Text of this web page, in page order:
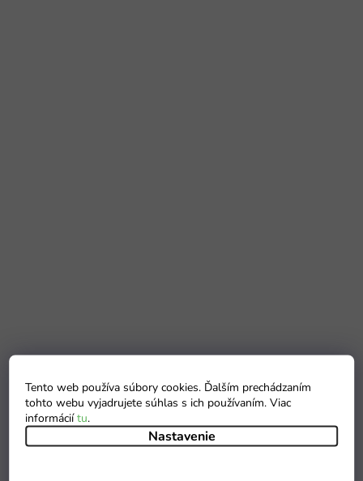
Tento web používa súbory cookies. Ďalším prechádzaním
tohto webu vyjadrujete súhlas s ich používaním. Viac
informáciítu.
Nastavenie